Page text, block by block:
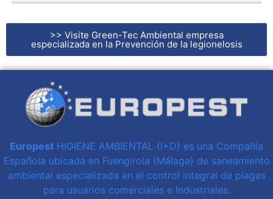
>> Visite Green-Tec Ambiental empresa
especializada en la Prevención de la legionelosis
Europest HIGIENE AMBIENTAL (I+D) es una Compañía
Española ubicada en Fuengirola (Málaga) de saneamiento
ambiental especializada en el control integral de plagas
para usuarios comerciales e Industriales.